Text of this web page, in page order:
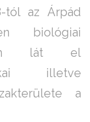
tól az Árpád
biológiai
lát el
illetve
a